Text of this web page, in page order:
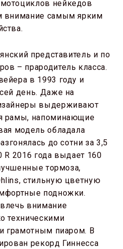
нейкедов
внимание самым ярким
представитель и по
– прародитель класса.
в 1993 году и
день. Даже на
выдерживают
рамы, напоминающие
модель обладала
до сотни за 3,5
2016 года выдает 160
тормоза,
стильную цветную
подножки.
внимание
техническими
грамотным пиаром. В
рекорд Гиннесса